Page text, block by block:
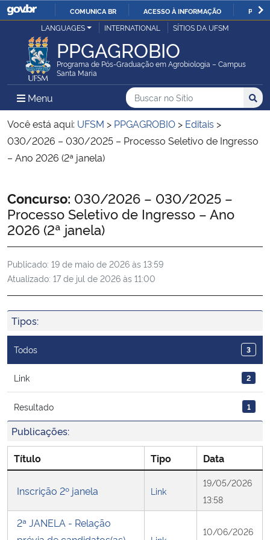
IR
PARA
O
COMUNICA BR ACESSO À INFORMAÇÃO
Ministério da Justiça e Segurança Pública
Ministério da Defesa
Ministério das Relações Exteriores
Ministério da Economia
Ministério da Agricultura, Pecuária e Abastecimento
Ministério da Educação
Ministério da Cidadania
Ministério da Saúde
Ministério da Ciência, Tecnologia, Inovações e Comunicações
Ministério do Meio Ambiente
Ministério do Turismo
Ministério do Desenvolvimento Regional
Ministério da Mulher, da Família e dos Direitos Humanos
LANGUAGES INTERNATIONAL SÍTIOS DA UFSM
PPGAGROBIO
Programa de Pós-Graduação em Agrobiologia – Campus
Santa Maria
Menu Menu Principal do Sítio
Busca
Buscar no no Sítio
Busca:
Você está aqui: UFSM > PPGAGROBIO > Editais >
030/2026 – 030/2025 – Processo Seletivo de Ingresso
– Ano 2026 (2ª janela)
Início do conteúdo
Concurso: 030/2026 – 030/2025 –
Processo Seletivo de Ingresso – Ano
2026 (2ª janela)
Publicado: 19 de maio de 2026 às 13:59
Atualizado: 17 de jul de 2026 às 11:00
Tipos:
Todos 3
Link 2
Resultado 1
Publicações:
Título Tipo Data
Inscrição 2º janela Link
19/05/2026
13:58
2ª JANELA - Relação
10/06/2026